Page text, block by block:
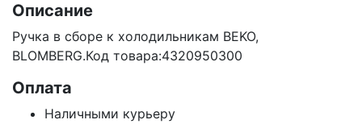
Описание
Ручка в сборе к холодильникам BEKO,
BLOMBERG.Код товара:4320950300
Оплата
Наличными курьеру